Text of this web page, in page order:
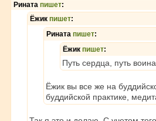
Рината пишет:
Ёжик пишет:
Рината пишет:
Ёжик пишет:
Путь сердца, путь
Ёжик вы все же на
буддийской практике,